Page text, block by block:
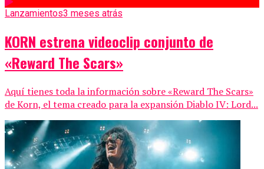
Lanzamientos3 meses atrás
KORN estrena videoclip conjunto de
«Reward The Scars»
Aquí tienes toda la información sobre «Reward The Scars»
de Korn, el tema creado para la expansión Diablo IV: Lord...